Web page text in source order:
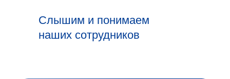
Слышим и понимаем
наших сотрудников